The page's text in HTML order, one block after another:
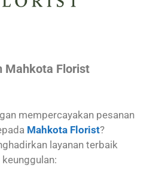
Mahkota Florist
mempercayakan pesanan
Mahkota Florist?
layanan terbaik